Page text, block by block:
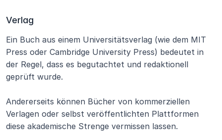
Verlag
Ein Buch aus einem Universitätsverlag (wie dem MIT
Press oder Cambridge University Press) bedeutet in
der Regel, dass es begutachtet und redaktionell
geprüft wurde.
Andererseits können Bücher von kommerziellen
Verlagen oder selbst veröffentlichten Plattformen
diese akademische Strenge vermissen lassen.